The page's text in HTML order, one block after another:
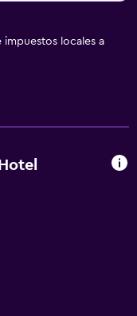
impuestos locales a